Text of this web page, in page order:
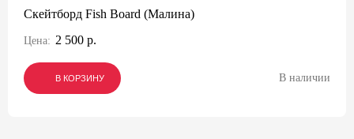
Скейтборд Fish Board (Малина)
Цена: 2 500 р.
В КОРЗИНУ
В КОРЗИНУ
В КОРЗИНУ В наличии